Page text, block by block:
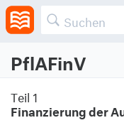
PflAFinV
Verordnung über die
Teil 1
Finanzierung der